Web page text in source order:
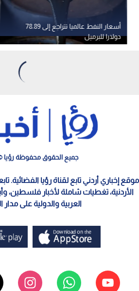
أسعار النفط عالميا تتراجع إلى 78.89
دولارا للبرميل
0
0
25 ولاية أمريكية ترفع
المحكمة
استمع للخبر:
25 ولاية أمريكية ترفع دعوى قضائية ضد